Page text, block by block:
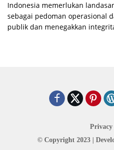
Indonesia memerlukan
sebagai pedoman operasional
publik dan menegakkan
Privacy
© Copyright 2023 |